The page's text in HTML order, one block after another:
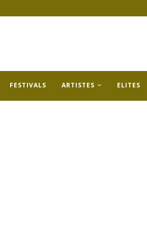
FESTIVALS ARTISTES ELITES